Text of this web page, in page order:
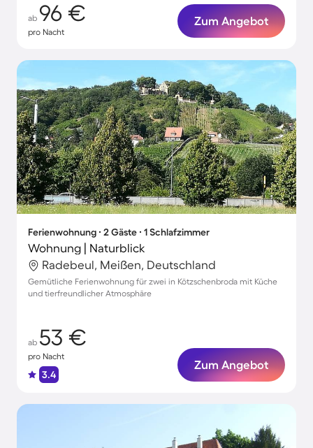
ab 96 €
pro Nacht
Zum Angebot
Ferienwohnung ∙ 2 Gäste ∙ 1 Schlafzimmer
Wohnung | Naturblick
Radebeul, Meißen, Deutschland
Gemütliche Ferienwohnung für zwei in Kötzschenbroda mit Küche
und tierfreundlicher Atmosphäre
ab 53 €
pro Nacht
3.4
Zum Angebot